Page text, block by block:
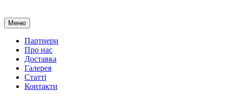
Меню
Партнери
Про нас
Доставка
Галерея
Статтi
Контакти